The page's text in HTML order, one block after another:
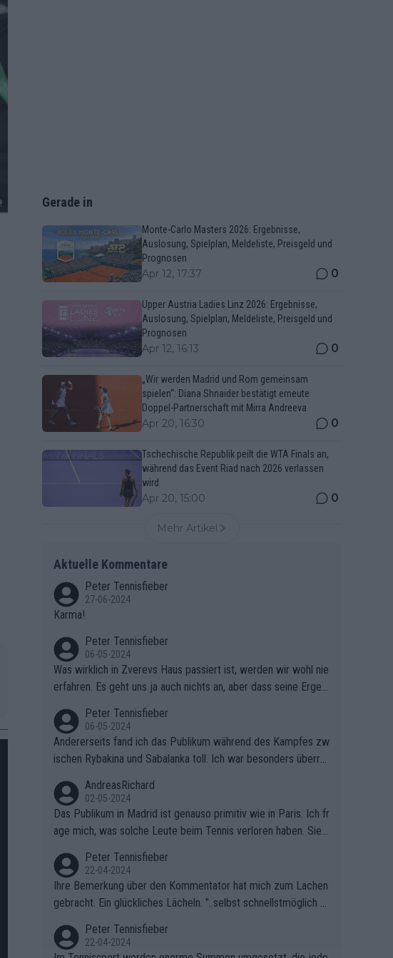
Gerade in
Monte-Carlo Masters 2026: Ergebnisse,
Auslosung, Spielplan, Meldeliste, Preisgeld und
Prognosen
Apr 12, 17:37 0
Upper Austria Ladies Linz 2026: Ergebnisse,
Auslosung, Spielplan, Meldeliste, Preisgeld und
Prognosen
Apr 12, 16:13 0
„Wir werden Madrid und Rom gemeinsam
spielen“: Diana Shnaider bestätigt erneute
Doppel-Partnerschaft mit Mirra Andreeva
Apr 20, 16:30 0
Tschechische Republik peilt die WTA Finals an,
während das Event Riad nach 2026 verlassen
wird
Apr 20, 15:00 0
Mehr Artikel
Aktuelle Kommentare
Peter Tennisfieber
27-06-2024
Karma!
Peter Tennisfieber
06-05-2024
Was wirklich in Zverevs Haus passiert ist, werden wir wohl nie
erfahren. Es geht uns ja auch nichts an, aber dass seine Ergeb
Peter Tennisfieber
06-05-2024
Andererseits fand ich das Publikum während des Kampfes zw
ischen Rybakina und Sabalanka toll. Ich war besonders überras
AndreasRichard
02-05-2024
Das Publikum in Madrid ist genauso primitiv wie in Paris. Ich fr
age mich, was solche Leute beim Tennis verloren haben. Sie s
ben.
Peter Tennisfieber
22-04-2024
Ihre Bemerkung über den Kommentator hat mich zum Lachen
gebracht. Ein glückliches Lächeln. "..selbst schnellstmöglich na
Peter Tennisfieber
22-04-2024